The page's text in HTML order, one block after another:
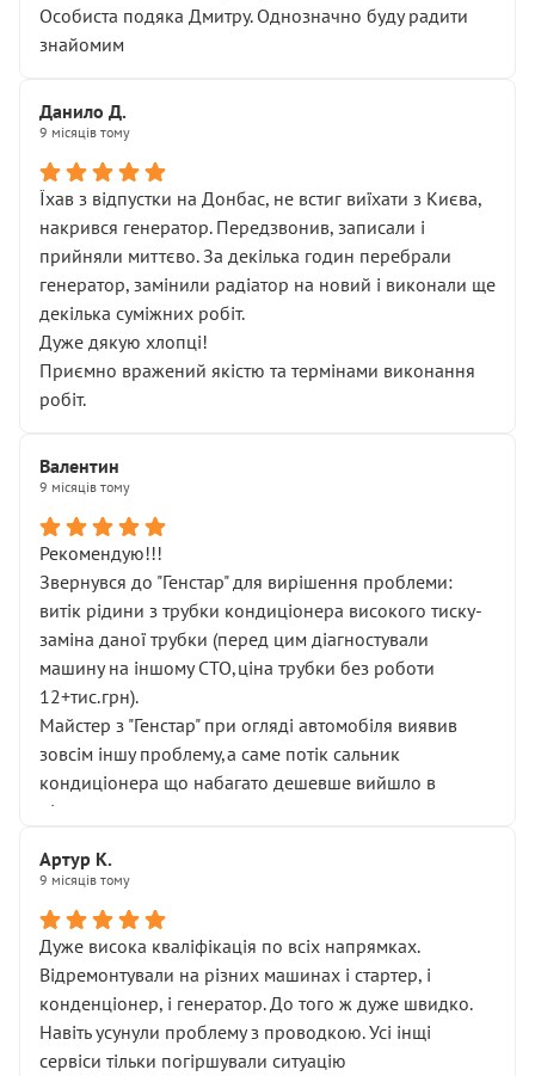
Особиста подяка Дмитру. Однозначно буду радити
знайомим
Данило Д.
9 місяців тому
Їхав з відпустки на Донбас, не встиг виїхати з Києва,
накрився генератор. Передзвонив, записали і
прийняли миттєво. За декілька годин перебрали
генератор, замінили радіатор на новий і виконали ще
декілька суміжних робіт.
Дуже дякую хлопці!
Приємно вражений якістю та термінами виконання
робіт.
Валентин
9 місяців тому
Рекомендую!!!
Звернувся до "Генстар" для вирішення проблеми:
витік рідини з трубки кондиціонера високого тиску-
заміна даної трубки (перед цим діагностували
машину на іншому СТО,ціна трубки без роботи
12+тис.грн).
Майстер з "Генстар" при огляді автомобіля виявив
зовсім іншу проблему,а саме потік сальник
кондиціонера що набагато дешевше вийшло в
підсумку.
Артур К.
9 місяців тому
Дуже висока кваліфікація по всіх напрямках.
Відремонтували на різних машинах і стартер, і
конденціонер, і генератор. До того ж дуже швидко.
Навіть усунули проблему з проводкою. Усі інщі
сервіси тільки погіршували ситуацію